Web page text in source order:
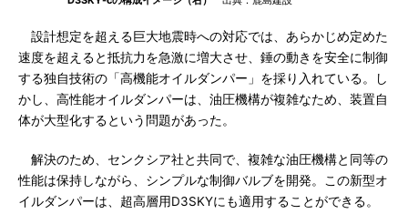
設計想定を超える巨大地震時への対応では、あらかじめ定めた
速度を超えると抵抗力を急激に増大させ、錘の動きを安全に制御
する独自技術の「高機能オイルダンパー」を採り入れている。し
かし、高性能オイルダンパーは、油圧機構が複雑なため、装置自
体が大型化するという問題があった。
解決のため、センクシア社と共同で、複雑な油圧機構と同等の
性能は保持しながら、シンプルな制御バルブを開発。この新型オ
イルダンパーは、超高層用D3SKYにも適用することができる。